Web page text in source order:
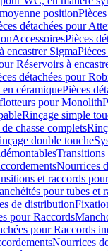
position
détachées pour
AccessoiresPièces
encastrer Sigma
Réservoirs à
détachées pour
céramiquePièces
pour Monolith
Rinçage simple
chasse complets
double touche
Transitions
Nourrices
et raccords
pour tubes et
de distribution
pour Raccords
pour Raccords
Nourrices